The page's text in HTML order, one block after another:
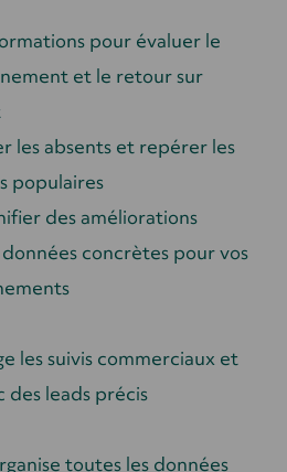
pour évaluer le
et le retour sur
les absents et repérer les
populaires
des améliorations
données concrètes pour vos
les suivis commerciaux et
des leads précis
toutes les données